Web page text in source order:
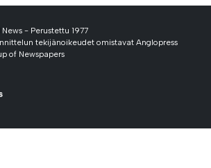
- Perustettu 1977
tekijänoikeudet omistavat Anglopress
of Newspapers